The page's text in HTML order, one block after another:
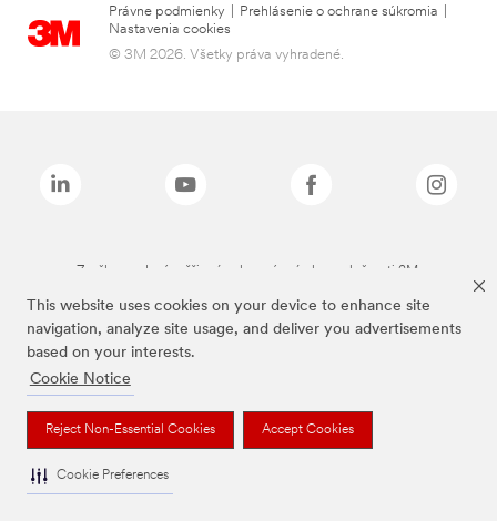
This website uses cookies on your device to enhance site
navigation, analyze site usage, and deliver you advertisements
based on your interests.
Cookie Notice
Reject Non-Essential Cookies Accept Cookies
Cookie Preferences
Právne podmienky Prehlásenie o ochrane súkromia
Nastavenia cookies
© 3M 2026. Všetky práva vyhradené.
Značky uvedené vyššie sú ochranné známky spoločnosti 3M.